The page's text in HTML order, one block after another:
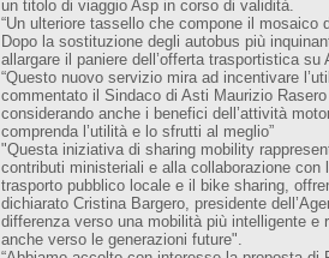
un titolo di viaggio Asp in corso di validità.
“Un ulteriore tassello che compone il
Dopo la sostituzione degli autobus più
allargare il paniere dell’offerta trasportistica
“Questo nuovo servizio mira ad incentivare
commentato il Sindaco di Asti Maurizio
considerando anche i benefici dell’attività
comprenda l’utilità e lo sfrutti al meglio”
"Questa iniziativa di sharing mobility
contributi ministeriali e alla collaborazione
trasporto pubblico locale e il bike sharing,
dichiarato Cristina Bargero, presidente
differenza verso una mobilità più intelligente e
anche verso le generazioni future".